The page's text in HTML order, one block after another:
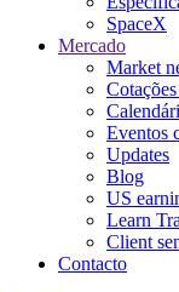
SpaceX
Mercado
Market
Eventos
Updates
Blog
US
Learn
Client
Contacto